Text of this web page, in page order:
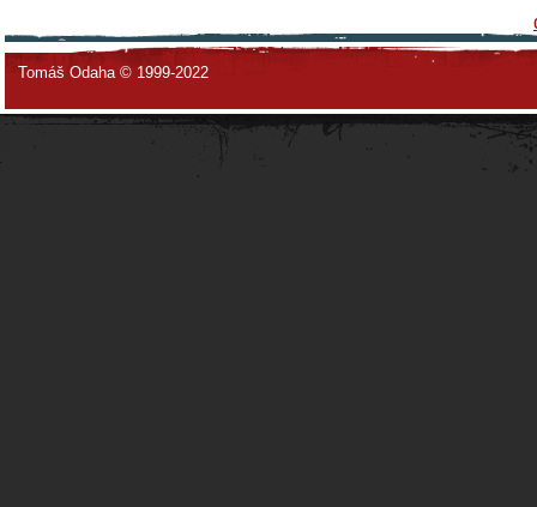
Tomáš Odaha © 1999-2022